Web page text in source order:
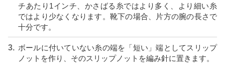
チあたり1インチ、かさばる糸ではより多く、より細い糸
ではより少なくなります。靴下の場合、片方の腕の長さで
十分です。
ボールに付いていない糸の端を「短い」端としてスリップ
ノットを作り、そのスリップノットを編み針に置きます。